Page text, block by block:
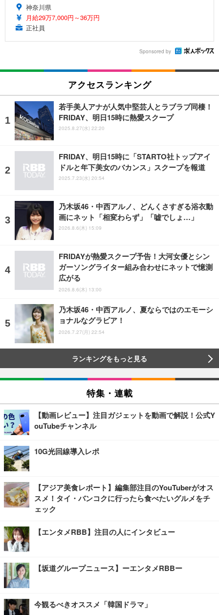
神奈川県
月給29万7,000円～36万円
正社員
Sponsored by
アクセスランキング
若手美人アナが人気中堅芸人とラブラブ同棲！
FRIDAY、明日15時に熱愛スクープ
2025.8.27(水) 22:20
FRIDAY、明日15時に「STARTO社トップアイ
ドルと年下美女のバカンス」スクープを報道
2025.7.23(水) 20:54
乃木坂46・中西アルノ、どんくさすぎる浴衣動
画にネット「相変わらず」「嘘でしょ…」
2026.8.6(木) 15:09
FRIDAYが熱愛スクープ予告！大河女優とシン
ガーソングライター組み合わせにネットで憶測
広がる
2026.8.6(木) 13:00
乃木坂46・中西アルノ、夏ならではのエモーシ
ョナルなグラビア！
2026.7.27(月) 22:54
ランキングをもっと見る
特集・連載
【動画レビュー】注目ガジェットを動画で解説！公式Y
ouTubeチャンネル
10G光回線導入レポ
【アジア美食レポート】編集部注目のYouTuberがオス
スメ！タイ・バンコクに行ったら食べたいグルメをチ
ェック
【エンタメRBB】注目の人にインタビュー
【坂道グループニュース】ーエンタメRBBー
今観るべきオススメ「韓国ドラマ」